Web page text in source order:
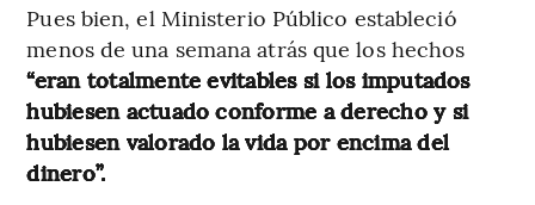
Pues bien, el Ministerio Público estableció
menos de una semana atrás que los hechos
“eran totalmente evitables si los imputados
hubiesen actuado conforme a derecho y si
hubiesen valorado la vida por encima del
dinero”.